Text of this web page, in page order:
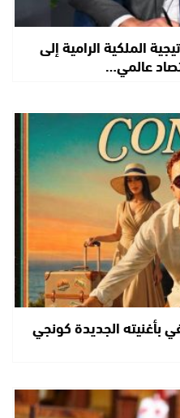
الملكية الرامية إلى
عالمي…
بأغنيته الجديدة كونجي